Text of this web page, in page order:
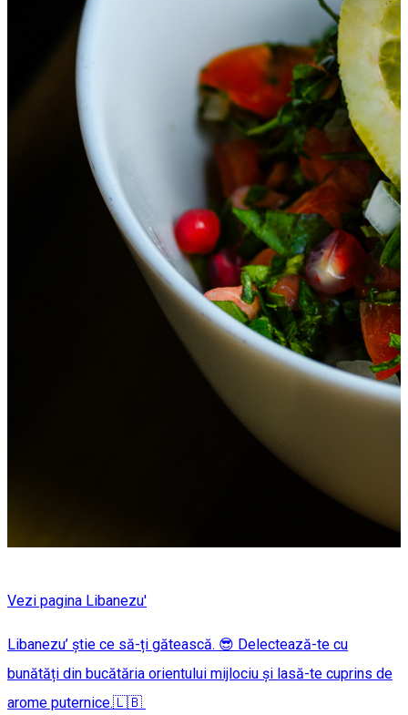
Vezi pagina Libanezu'
Libanezu’ știe ce să-ți gătească. 😎 Delectează-te cu
bunătăți din bucătăria orientului mijlociu și lasă-te cuprins de
arome puternice.🇱🇧